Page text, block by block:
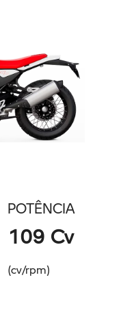
POTÊNCIA
109 Cv
(cv/rpm)